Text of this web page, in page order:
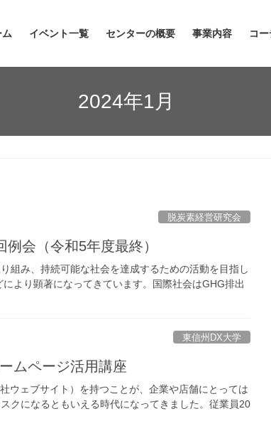
イベント一覧 センターの概要 事業内容 コ
2024年1月
脱炭素経営研究会
会（令和5年度最終）
組み、持続可能な社会を達成するための活動を目指し
より顕著になってきています。国際社会はGHG排出
東信州DX大学
ムページ活用講座
ウェブサイト）を持つことが、企業や店舗にとっては
クになるともいえる時代になってきました。従業員20